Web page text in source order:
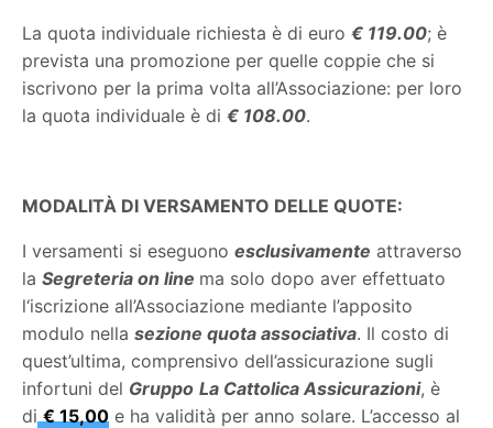
La quota individuale richiesta è di euro€ 119.00; è
prevista una promozione per quelle coppie che si
iscrivono per la prima volta all’Associazione: per loro
la quota individuale è di€ 108.00.
MODALITÀ DI VERSAMENTO DELLE QUOTE:
I versamenti si eseguonoesclusivamente attraverso
laSegreteria on line ma solo dopo aver effettuato
l‘iscrizione all’Associazione mediante l’apposito
modulo nellasezione quota associativa. Il costo di
quest’ultima, comprensivo dell’assicurazione sugli
infortuni del Gruppo La Cattolica Assicurazioni, è
di € 15,00 e ha validità per anno solare. L’accesso al